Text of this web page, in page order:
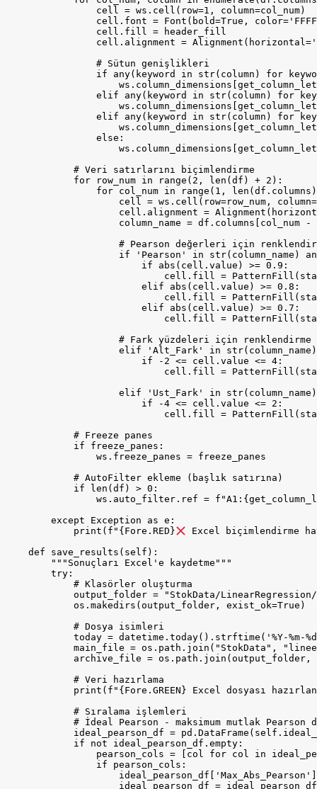
                cell = ws.cell(row=1, column=col_num)
cell.font = Font(bold=True,
                cell.fill = header_fill
cell.alignment =
                # Sütun genişlikleri
if any(keyword in str(column) for
elif any(keyword in str(column) for
elif any(keyword in str(column) for
                else:
            # Veri satırlarını biçimlendirme
            for row_num in range(2, len(df) + 2):
for col_num in range(1,
cell = ws.cell(row=row_num,
cell.alignment =
column_name = df.columns[col_num -
# Pearson değerleri için
if 'Pearson' in str(column_name)
                        if abs(cell.value) >= 0.9:
cell.fill =
                        elif abs(cell.value) >= 0.8:
cell.fill =
                        elif abs(cell.value) >= 0.7:
cell.fill =
                    # Fark yüzdeleri için renklendirme
elif 'Alt_Fark' in
                        if -2 <= cell.value <= 4:
cell.fill =
elif 'Ust_Fark' in
                        if -4 <= cell.value <= 2:
cell.fill =
            # Freeze panes
            if freeze_panes:
                ws.freeze_panes = freeze_panes
            # AutoFilter ekleme (başlık satırına)
            if len(df) > 0:
ws.auto_filter.ref =
        except Exception as e:
            print(f"{Fore.RED}
Excel biçimlendirme
    def save_results(self):
        """Sonuçları Excel'e kaydetme"""
        try:
            # Klasörler oluşturma
output_folder = "StokData/
            os.makedirs(output_folder, exist_ok=True)
            # Dosya isimleri
today = datetime.today().strftime('%Y-%m-
main_file = os.path.join("StokData",
archive_file =
            # Veri hazırlama
print(f"{Fore.GREEN} Excel dosyası
            # Sıralama işlemleri
# İdeal Pearson - maksimum mutlak Pearson
ideal_pearson_df =
            if not ideal_pearson_df.empty:
pearson_cols = [col for col in
                if pearson_cols:
ideal_pearson_df =